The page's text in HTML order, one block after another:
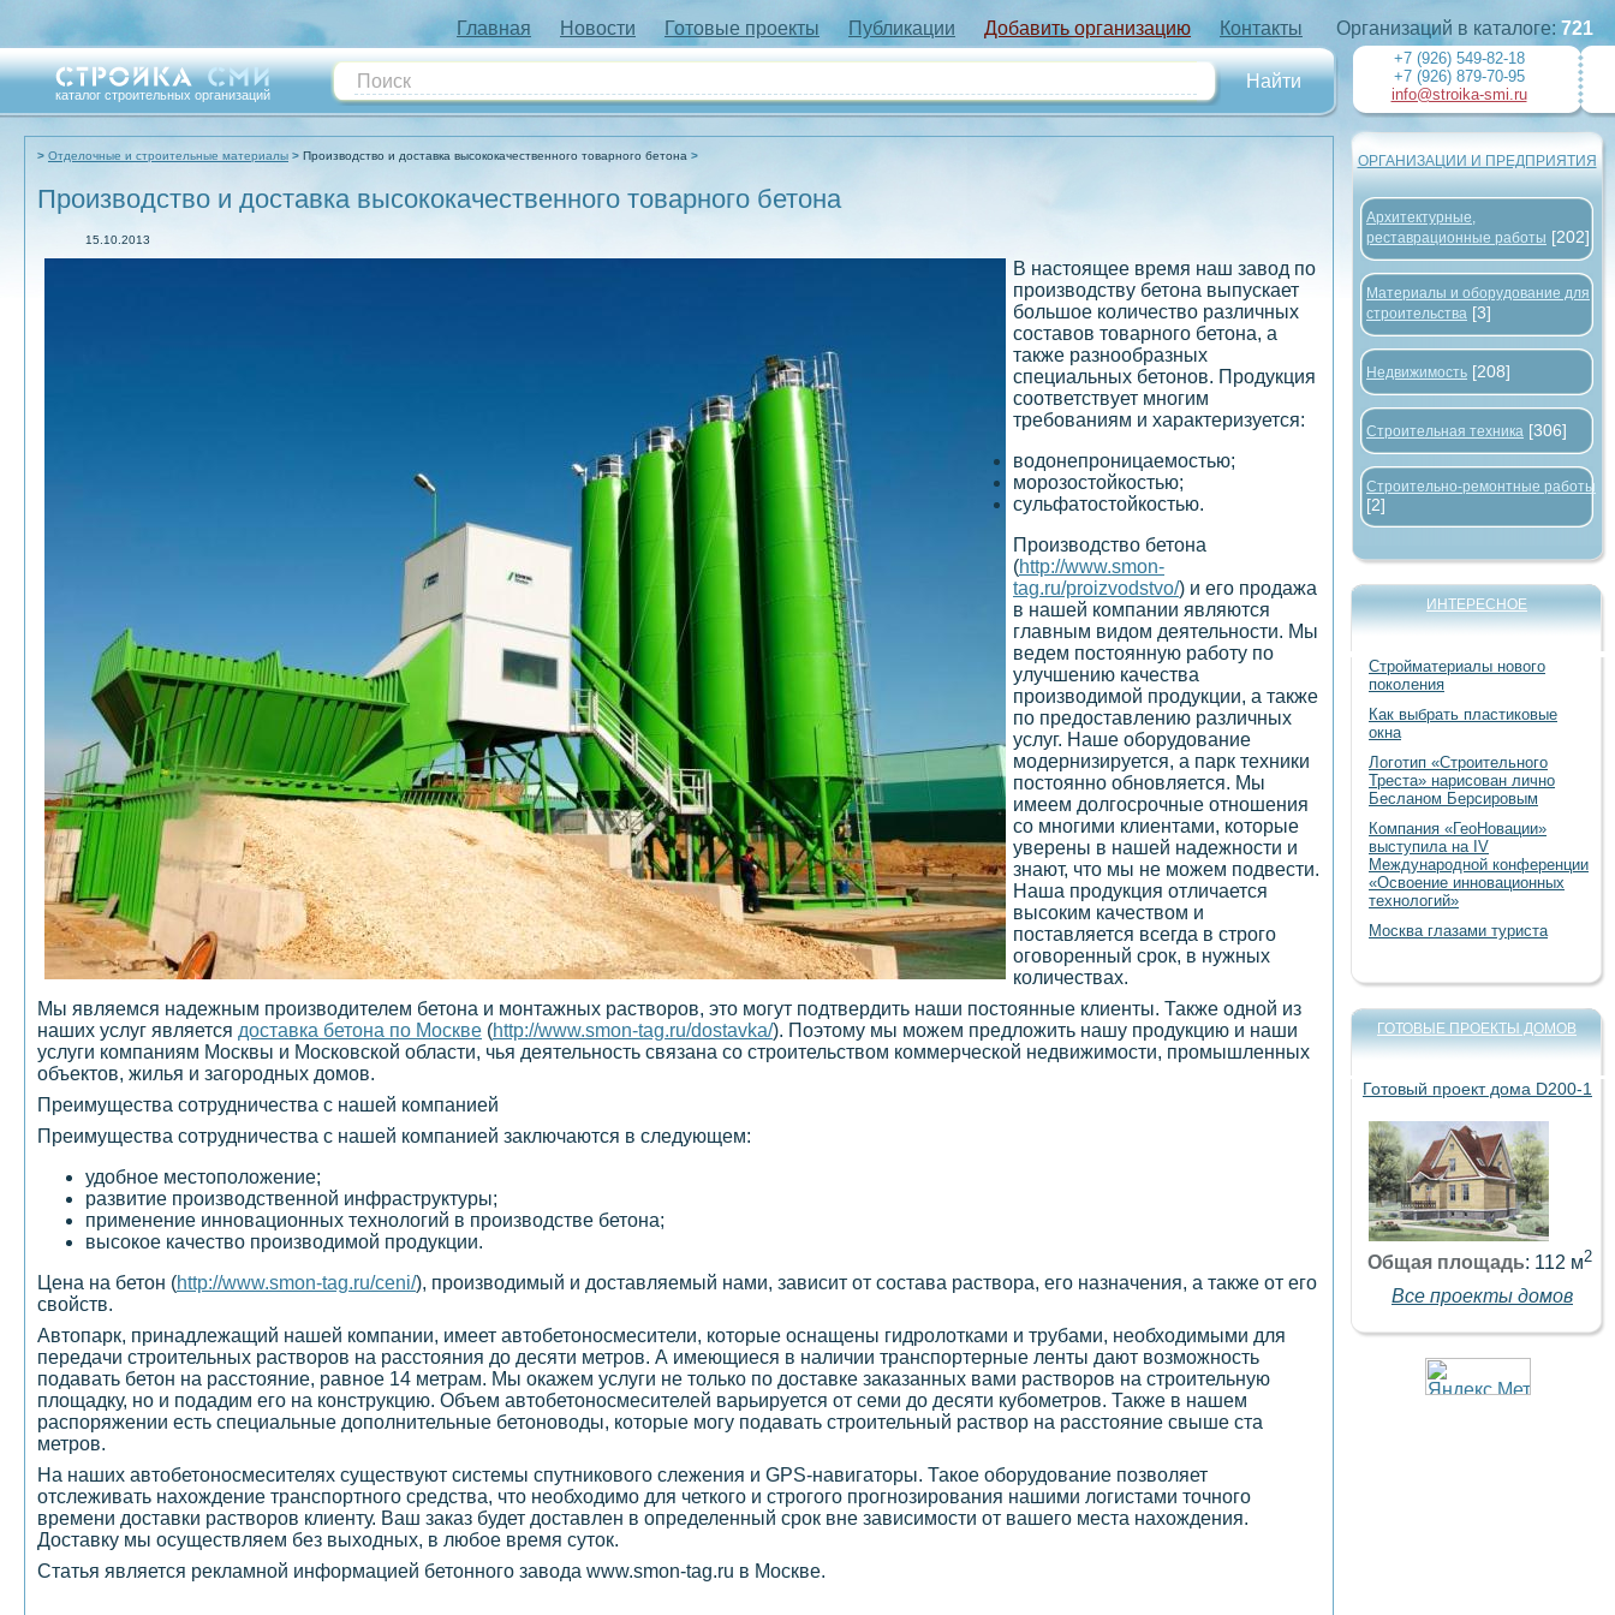
Главная Новости Готовые проекты Публикации Добавить организацию Контакты
каталог строительных организаций
Отделочные и строительные материалы Производство и доставка высококачественного товарного бетона
Производство и доставка высококачественного товарного бетона
15.10.2013
В настоящее время наш завод по
производству бетона выпускает
большое количество различных
составов товарного бетона, а
также разнообразных
специальных бетонов. Продукция
соответствует многим
требованиям и характеризуется:
водонепроницаемостью;
морозостойкостью;
сульфатостойкостью.
Производство бетона
(http://www.smon-
tag.ru/proizvodstvo/) и его продажа
в нашей компании являются
главным видом деятельности. Мы
ведем постоянную работу по
улучшению качества
производимой продукции, а также
по предоставлению различных
услуг. Наше оборудование
модернизируется, а парк техники
постоянно обновляется. Мы
имеем долгосрочные отношения
со многими клиентами, которые
уверены в нашей надежности и
знают, что мы не можем подвести.
Наша продукция отличается
высоким качеством и
поставляется всегда в строго
оговоренный срок, в нужных
количествах.
Мы являемся надежным производителем бетона и монтажных растворов, это могут подтвердить наши постоянные клиенты. Также одной из
наших услуг является доставка бетона по Москве (http://www.smon-tag.ru/dostavka/). Поэтому мы можем предложить нашу продукцию и наши
услуги компаниям Москвы и Московской области, чья деятельность связана со строительством коммерческой недвижимости, промышленных
объектов, жилья и загородных домов.
Преимущества сотрудничества с нашей компанией
Преимущества сотрудничества с нашей компанией заключаются в следующем:
удобное местоположение;
развитие производственной инфраструктуры;
применение инновационных технологий в производстве бетона;
высокое качество производимой продукции.
Цена на бетон (http://www.smon-tag.ru/ceni/), производимый и доставляемый нами, зависит от состава раствора, его назначения, а также от его
свойств.
Автопарк, принадлежащий нашей компании, имеет автобетоносмесители, которые оснащены гидролотками и трубами, необходимыми для
передачи строительных растворов на расстояния до десяти метров. А имеющиеся в наличии транспортерные ленты дают возможность
подавать бетон на расстояние, равное 14 метрам. Мы окажем услуги не только по доставке заказанных вами растворов на строительную
площадку, но и подадим его на конструкцию. Объем автобетоносмесителей варьируется от семи до десяти кубометров. Также в нашем
распоряжении есть специальные дополнительные бетоноводы, которые могу подавать строительный раствор на расстояние свыше ста
метров.
На наших автобетоносмесителях существуют системы спутникового слежения и GPS-навигаторы. Такое оборудование позволяет
отслеживать нахождение транспортного средства, что необходимо для четкого и строгого прогнозирования нашими логистами точного
времени доставки растворов клиенту. Ваш заказ будет доставлен в определенный срок вне зависимости от вашего места нахождения.
Доставку мы осуществляем без выходных, в любое время суток.
Статья является рекламной информацией бетонного завода www.smon-tag.ru в Москве.
Организаций в каталоге: 721
+7 (926) 549-82-18
+7 (926) 879-70-95
info@stroika-smi.ru
ОРГАНИЗАЦИИ И ПРЕДПРИЯТИЯ
Архитектурные,
реставрационные работы [202]
Материалы и оборудование для
строительства [3]
Недвижимость [208]
Строительная техника [306]
Строительно-ремонтные работы
[2]
ИНТЕРЕСНОЕ
Стройматериалы нового
поколения
Как выбрать пластиковые
окна
Логотип «Строительного
Треста» нарисован лично
Бесланом Берсировым
Компания «ГеоНовации»
выступила на IV
Международной конференции
«Освоение инновационных
технологий»
Москва глазами туриста
ГОТОВЫЕ ПРОЕКТЫ ДОМОВ
Готовый проект дома D200-1
Общая площадь: 112 м2
Все проекты домов